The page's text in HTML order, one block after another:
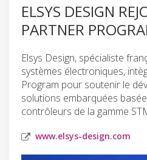
ELSYS DESIGN
PARTNER
Elsys Design, spécialiste
systèmes électroniques,
Program pour soutenir le
solutions embarquées
contrôleurs de la gamme
www.elsys-design.com